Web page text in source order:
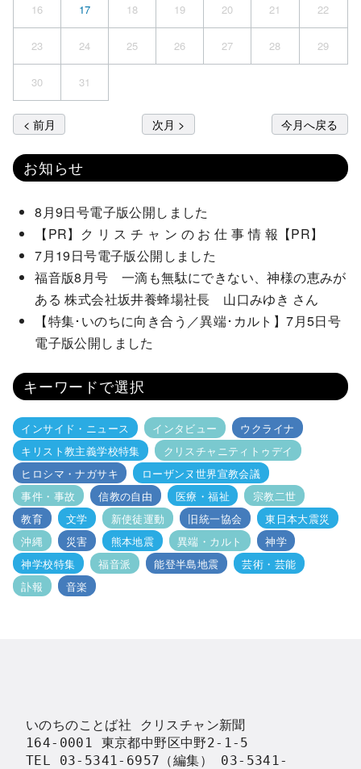
16 17 18 19 20 21 22
23 24 25 26 27 28 29
30 31
< 前月 次月 > 今月へ戻る
お知らせ
8月9日号電子版公開しました
【PR】ク リ ス チ ャ ン の お 仕 事 情 報【PR】
7月19日号電子版公開しました
福音版8月号 一滴も無駄にできない、神様の恵みが
ある 株式会社坂井養蜂場社長 山口みゆき さん
【特集･いのちに向き合う／異端･カルト】7月5日号
電子版公開しました
キーワードで選択
インサイド・ニュース インタビュー
ウクライナ
キリスト教主義学校特集
クリスチャニティトゥデイ
ヒロシマ・ナガサキ
ローザンヌ世界宣教会議
事件・事故
信教の自由 医療・福祉
宗教二世
教育
文学 新使徒運動 旧統一協会
東日本大震災
沖縄
災害 熊本地震 異端・カルト
神学
神学校特集
福音派 能登半島地震
芸術・芸能
訃報
音楽
いのちのことば社 クリスチャン新聞
164-0001 東京都中野区中野2-1-5
TEL 03-5341-6957（編集） 03-5341-